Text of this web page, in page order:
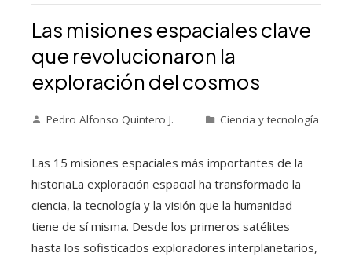
Las misiones espaciales clave
que revolucionaron la
exploración del cosmos
Pedro Alfonso Quintero J. Ciencia y tecnología
Las 15 misiones espaciales más importantes de la
historiaLa exploración espacial ha transformado la
ciencia, la tecnología y la visión que la humanidad
tiene de sí misma. Desde los primeros satélites
hasta los sofisticados exploradores interplanetarios,